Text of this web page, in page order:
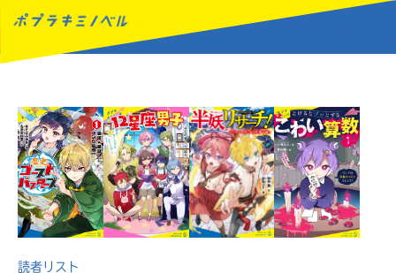
読者リスト